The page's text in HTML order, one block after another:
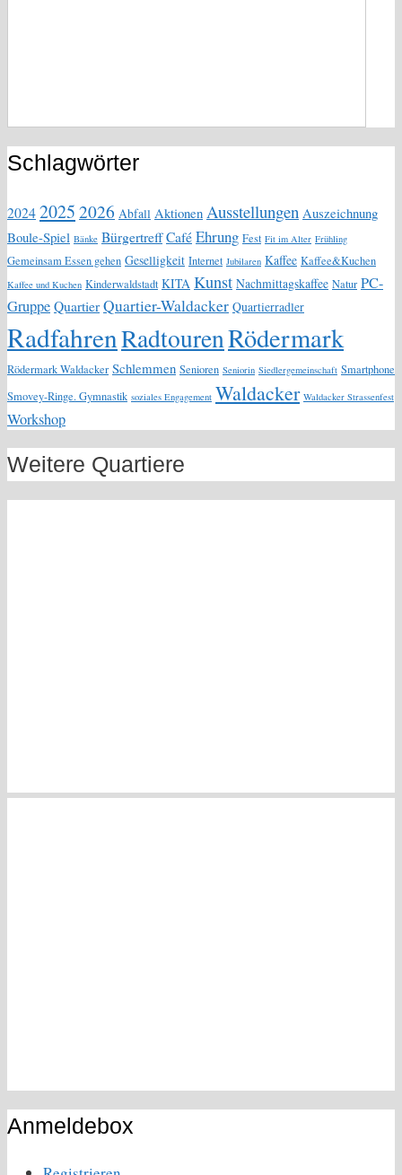
Schlagwörter
202420252026 Abfall Aktionen Ausstellungen Auszeichnung
Boule-Spiel Bänke BürgertreffCaféEhrung Fest Fit im Alter Frühling
Gemeinsam Essen gehen Geselligkeit Internet Jubilaren Kaffee Kaffee&Kuchen
Kaffee und Kuchen Kinderwaldstadt KITA Kunst Nachmittagskaffee Natur PC-
GruppeQuartierQuartier-Waldacker Quartierradler
RadfahrenRadtourenRödermark
Rödermark Waldacker Schlemmen Senioren Seniorin Siedlergemeinschaft Smartphone
Smovey-Ringe. Gymnastik soziales Engagement Waldacker Waldacker Strassenfest
Workshop
Weitere Quartiere
Anmeldebox